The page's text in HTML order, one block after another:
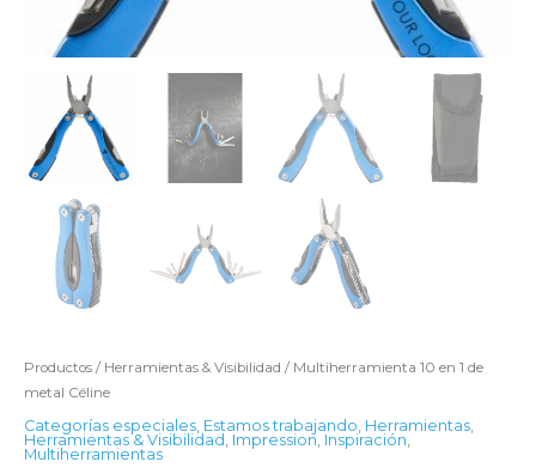
Productos / Herramientas & Visibilidad / Multiherramienta 10 en 1 de
metal Céline
Categorías especiales, Estamos trabajando, Herramientas,
Herramientas & Visibilidad , Impression, Inspiración,
Multiherramientas